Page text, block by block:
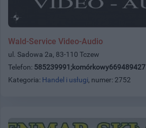
Wald-Service Video-Audio
ul. Sadowa 2a, 83-110 Tczew
Telefon: 585239991;komórkowy669489427
Kategoria: Handel i usługi, numer: 2752